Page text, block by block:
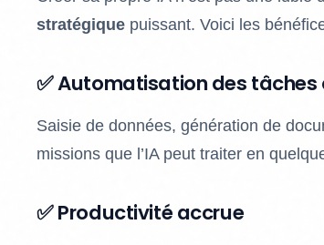
stratégique puissant. Voici les
✅ Automatisation des
Saisie de données, génération de
missions que l’IA peut traiter en
✅ Productivité accrue